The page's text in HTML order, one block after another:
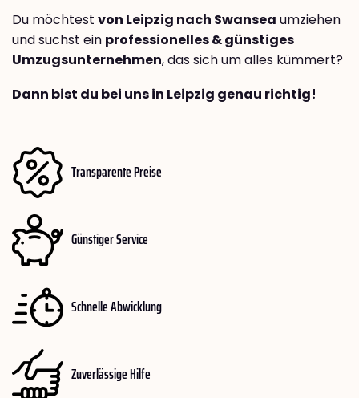
Du möchtest von Leipzig nach Swansea umziehen
und suchst ein professionelles & günstiges
Umzugsunternehmen, das sich um alles kümmert?
Dann bist du bei uns in Leipzig genau richtig!
Transparente Preise
Günstiger Service
Schnelle Abwicklung
Zuverlässige Hilfe